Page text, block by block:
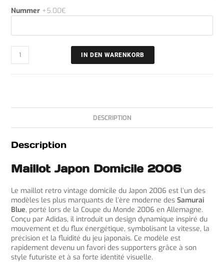
Nummer +5.00€
IN DEN WARENKORB
DESCRIPTION
Description
Maillot Japon Domicile 2006
Le maillot retro vintage domicile du Japon 2006 est l’un des
modèles les plus marquants de l’ère moderne desSamurai
Blue, porté lors de la Coupe du Monde 2006 en Allemagne.
Conçu par Adidas, il introduit un design dynamique inspiré du
mouvement et du flux énergétique, symbolisant la vitesse, la
précision et la fluidité du jeu japonais. Ce modèle est
rapidement devenu un favori des supporters grâce à son
style futuriste et à sa forte identité visuelle.